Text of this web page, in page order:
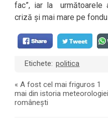
fac”, iar la următoarele
criză și mai mare pe
Etichete: politica
«A fost cel mai friguros 1
mai din istoria meteorologiei
românești